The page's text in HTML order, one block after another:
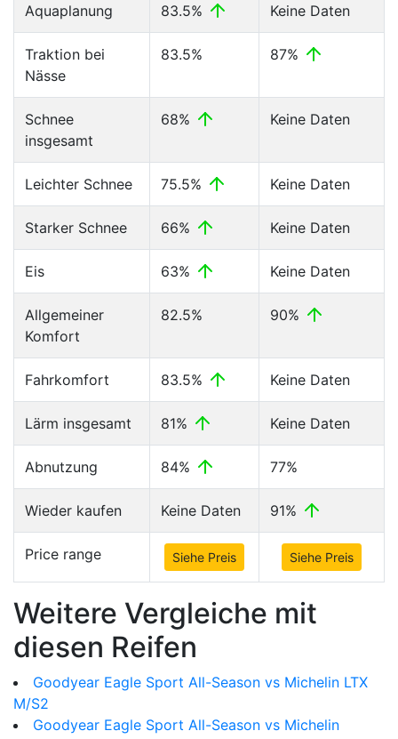
Aquaplanung 83.5% Keine Daten
Traktion bei
Nässe
83.5% 87%
Schnee
insgesamt
68% Keine Daten
Leichter Schnee 75.5% Keine Daten
Starker Schnee 66% Keine Daten
Eis 63% Keine Daten
Allgemeiner
Komfort
82.5% 90%
Fahrkomfort 83.5% Keine Daten
Lärm insgesamt 81% Keine Daten
Abnutzung 84% 77%
Wieder kaufen Keine Daten 91%
Price range Siehe Preis Siehe Preis
Weitere Vergleiche mit
diesen Reifen
Goodyear Eagle Sport All-Season vs Michelin LTX
M/S2
Goodyear Eagle Sport All-Season vs Michelin